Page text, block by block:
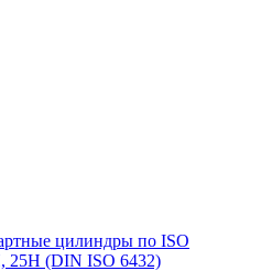
цилиндры по ISO
(DIN ISO 6432)